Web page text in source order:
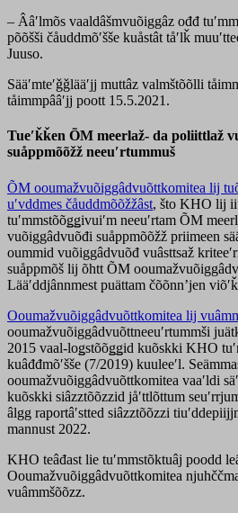
– Ââʹlmõs vaaldâšmvuõiggâz ođđ
põõšši čåuddmõʹšše kuåstât tåʹlǩ
Juuso.
Sääʹmteʹǧǧlääʹjj muttâz valmštõõlli
tåimmpââʹjj poott 15.5.2021.
Tueʹǩǩen ÕM meerlaž- da poliittlaž
suåppmõõžž neeuʹrtummuš
ÕM ooumažvuõiggâdvuõttkomitea lij
uʹvddmes čåuddmõõžžâst, što KHO lij
tuʹmmstõõǥǥivuiʹm neeuʹrtam ÕM
vuõiggâdvuõđi suåppmõõžž priimeen
oummid vuõiggâdvuõđ vuâsttsaž
suåppmõš lij õhtt ÕM
Lääʹddjânnmest puättam čõõnnʼjen
Ooumažvuõiggâdvuõttkomitea lij
ooumažvuõiggâdvuõttneeuʹrtummši
2015 vaal-loǥstõõǥǥid kuõskki KHO
kuâđđmõʹšše (7/2019) kuuleeʹl.
ooumažvuõiggâdvuõttkomitea vaaʹldi
kuõskki siâzztõõzzid jåʹttlõttum
âlgg raportâʹstted siâzztõõzzi
mannust 2022.
KHO teâđast lie tuʹmmstõktuâj poodd
Ooumažvuõiggâdvuõttkomitea
vuâmmšõõzz.